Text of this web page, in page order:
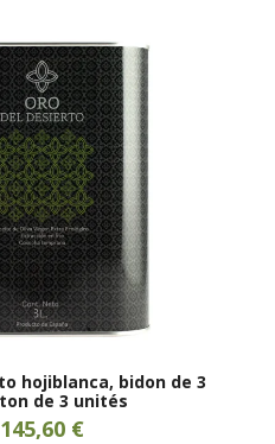
hojiblanca, bidon de 3
de 3 unités
145,60 €